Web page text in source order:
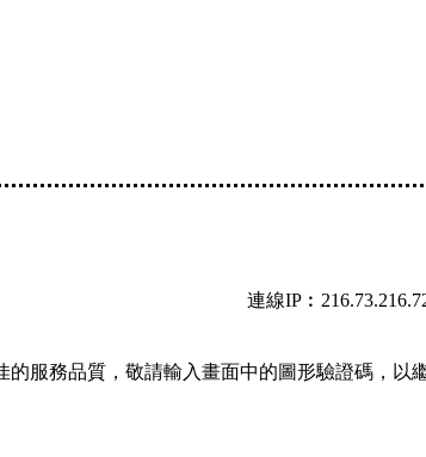
連線
服務品質，敬請輸入畫面中的圖形驗證碼，以